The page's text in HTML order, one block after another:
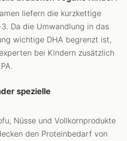
liefern die kurzkettige
Da die Umwandlung in das
wichtige DHA begrenzt ist,
bei Kindern zusätzlich
spezielle
Nüsse und Vollkornprodukte
den Proteinbedarf von